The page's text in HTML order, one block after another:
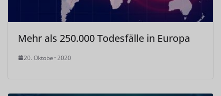
Mehr als 250.000 Todesfälle in Europa
20. Oktober 2020